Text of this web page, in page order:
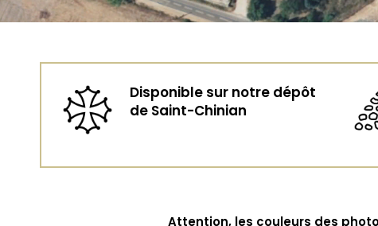
Disponible sur notre dépôt
de Saint-Chinian
Attention, les couleurs des